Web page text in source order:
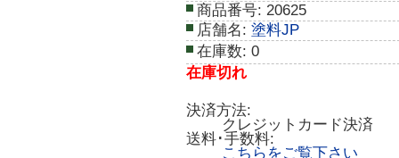
商品番号: 20625
店舗名: 塗料JP
在庫数: 0
在庫切れ
決済方法:
クレジットカード決済
送料･手数料:
こちらをご覧下さい